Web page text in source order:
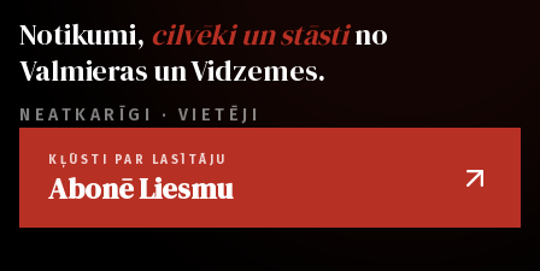
Notikumi, cilvēki un stāstino
Valmieras un Vidzemes.
NEATKARĪGI · VIETĒJI
KĻŪSTI PAR LASĪTĀJU
Abonē Liesmu